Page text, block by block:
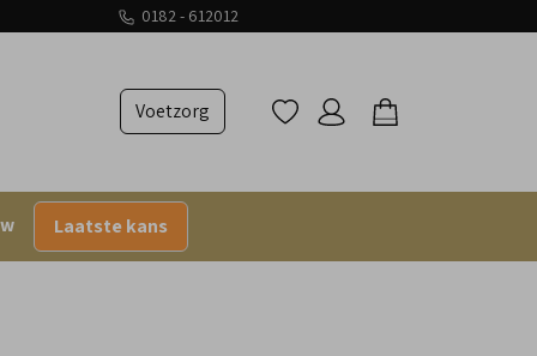
0182 - 612012
Voetzorg
Laatste kans